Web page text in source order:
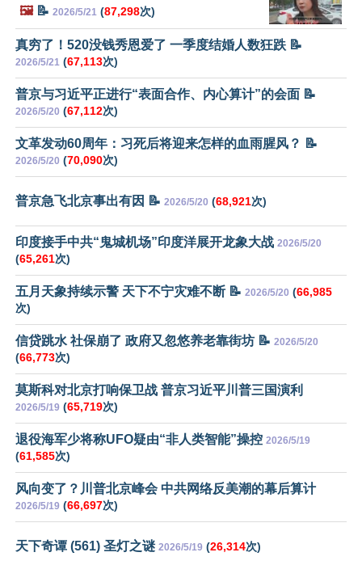
🖼️📝 2026/5/21 (87,298次)
真穷了！520没钱秀恩爱了 一季度结婚人数狂跌 📝
2026/5/21 (67,113次)
普京与习近平正进行“表面合作、内心算计”的会面 📝
2026/5/20 (67,112次)
文革发动60周年：习死后将迎来怎样的血雨腥风？ 📝
2026/5/20 (70,090次)
普京急飞北京事出有因 📝 2026/5/20 (68,921次)
印度接手中共“鬼城机场”印度洋展开龙象大战 2026/5/20
(65,261次)
五月天象持续示警 天下不宁灾难不断 📝 2026/5/20 (66,985
次)
信贷跳水 社保崩了 政府又忽悠养老靠街坊 📝 2026/5/20
(66,773次)
莫斯科对北京打响保卫战 普京习近平川普三国演利
2026/5/19 (65,719次)
退役海军少将称UFO疑由“非人类智能”操控 2026/5/19
(61,585次)
风向变了？川普北京峰会 中共网络反美潮的幕后算计
2026/5/19 (66,697次)
天下奇谭 (561) 圣灯之谜 2026/5/19 (26,314次)